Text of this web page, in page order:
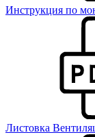
Инструкция по
Листовка